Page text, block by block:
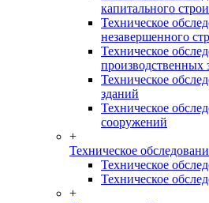
капитального
Техническое
незавершенного
Техническое
производственных
Техническое
зданий
Техническое
сооружений
+
Техническое
Техническое
Техническое
+